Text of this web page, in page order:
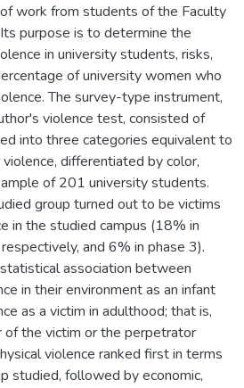
work from students of the Faculty
purpose is to determine the
in university students, risks,
of university women who
The survey-type instrument,
violence test, consisted of
into three categories equivalent to
differentiated by color,
of 201 university students.
group turned out to be victims
in the studied campus (18% in
and 6% in phase 3).
association between
in their environment as an infant
as a victim in adulthood; that is,
of the victim or the perpetrator
violence ranked first in terms
studied, followed by economic,